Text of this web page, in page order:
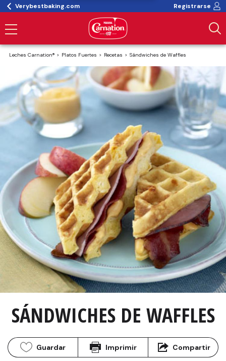
Verybestbaking.com Registrarse
Leches Carnation® Platos Fuertes Recetas Sándwiches de Waffles
SÁNDWICHES DE WAFFLES
Guardar Imprimir Compartir